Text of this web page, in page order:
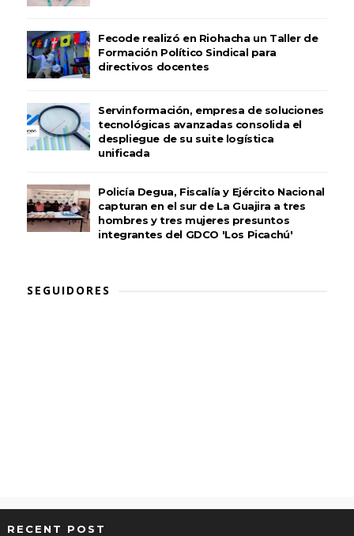
Fecode realizó en Riohacha un Taller de
Formación Político Sindical para
directivos docentes
Servinformación, empresa de soluciones
tecnológicas avanzadas consolida el
despliegue de su suite logística
unificada
Policía Degua, Fiscalía y Ejército Nacional
capturan en el sur de La Guajira a tres
hombres y tres mujeres presuntos
integrantes del GDCO 'Los Picachú'
SEGUIDORES
RECENT POST